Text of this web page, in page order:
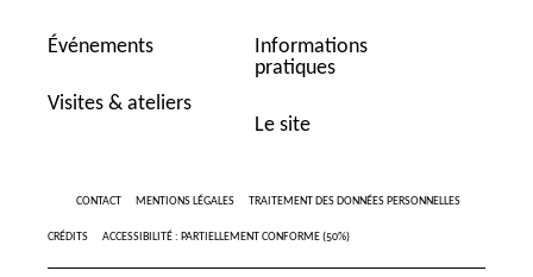
Événements
Visites & ateliers
Informations
pratiques
Le site
CONTACT MENTIONS LÉGALES TRAITEMENT DES DONNÉES PERSONNELLES
CRÉDITS ACCESSIBILITÉ : PARTIELLEMENT CONFORME (50%)